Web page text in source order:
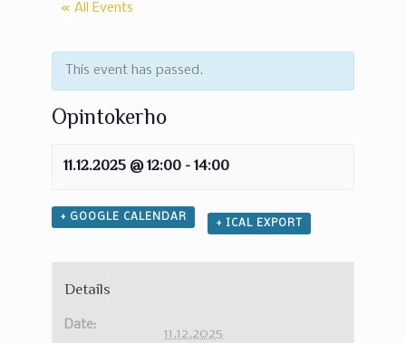
« All Events
This event has passed.
Opintokerho
11.12.2025 @ 12:00- 14:00
+ GOOGLE CALENDAR
+ ICAL EXPORT
Details
Date:
11.12.2025